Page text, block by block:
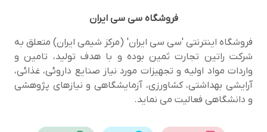
فروشگاهسی سی ایران
فروشگاه اینترنتی 'سی سی ایران' (مرکز شیمی ایران) متعلق به
شرکت راتین تجارت ثمین بوده و با هدف تولید، تامین و
واردات مواد اولیه و تجهیزات مورد نیاز صنایع داروئی، غذائی،
آرایشی بهداشتی، کشاورزی، آزمایشگاهی و نیازهای پژوهشی
و دانشگاهی فعالیت می نماید.